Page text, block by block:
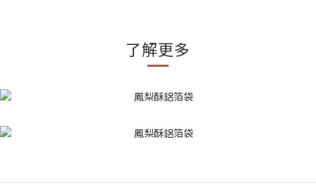
了解更多